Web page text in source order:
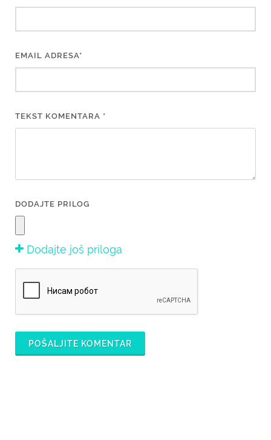
EMAIL ADRESA*
TEKST KOMENTARA *
DODAJTE PRILOG
Dodajte još priloga
POŠALJITE KOMENTAR